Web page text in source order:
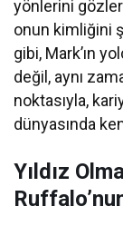
yönlerini gözler
onun kimliğini
gibi, Mark’ın
değil, aynı
noktasıyla,
dünyasında
Yıldız